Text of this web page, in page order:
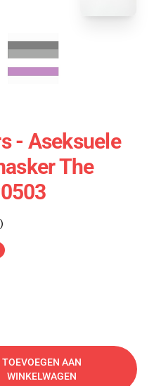
- Aseksuele
The
TOEVOEGEN AAN
WINKELWAGEN